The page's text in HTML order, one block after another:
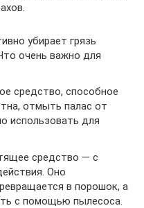
убирает грязь
очень важно для
средство, способное
отмыть палас от
использовать для
средство — с
Оно
в порошок, а
с помощью пылесоса.